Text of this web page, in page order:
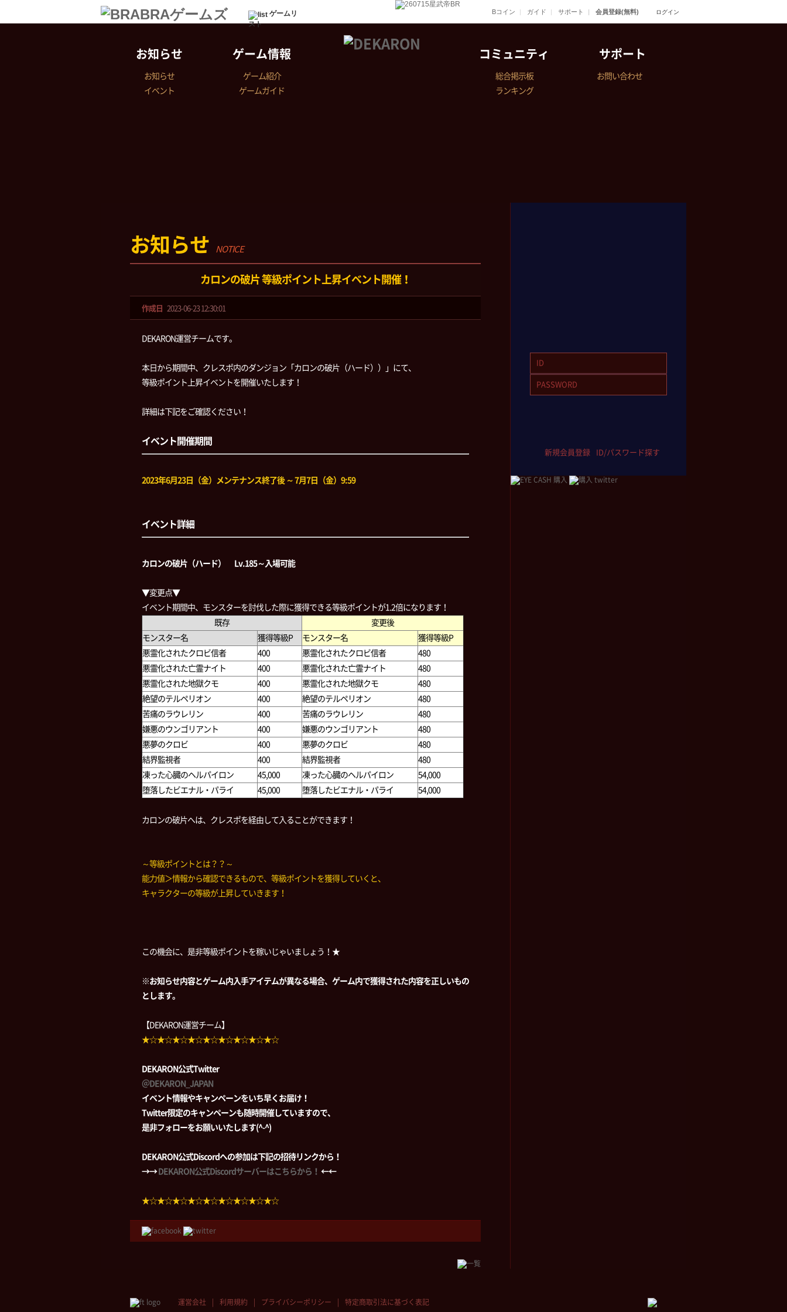
ゲームリ
スト
Bコイン ガイド サポート 会員登録(無料) ログイン
お知らせ
お知らせ
イベント
ゲーム情報
ゲーム紹介
ゲームガイド
コミュニティ
総合掲示板
ランキング
サポート
お問い合わせ
お知らせ NOTICE
カロンの破片 等級ポイント上昇イベント開催！
作成日 2023-06-23 12:30:01
DEKARON運営チームです。
本日から期間中、クレスポ内のダンジョン「カロンの破片（ハード））」にて、
等級ポイント上昇イベントを開催いたします！
詳細は下記をご確認ください！
イベント開催期間
2023年6月23日（金）メンテナンス終了後 ～ 7月7日（金）9:59
イベント詳細
カロンの破片（ハード） Lv.185～入場可能
▼変更点▼
イベント期間中、モンスターを討伐した際に獲得できる等級ポイントが1.2倍になります！
既存
変更後
モンスター名
獲得等級P モンスター名
獲得等級P
悪霊化されたクロビ信者
400 悪霊化されたクロビ信者
480
悪霊化された亡霊ナイト
400 悪霊化された亡霊ナイト
480
悪霊化された地獄クモ
400 悪霊化された地獄クモ
480
絶望のテルペリオン
400 絶望のテルペリオン
480
苦痛のラウレリン
400 苦痛のラウレリン
480
嫌悪のウンゴリアント
400 嫌悪のウンゴリアント
480
悪夢のクロビ
400 悪夢のクロビ
480
結界監視者
400 結界監視者
480
凍った心臓のヘルパイロン
45,000 凍った心臓のヘルパイロン
54,000
堕落したビエナル・パライ
45,000 堕落したビエナル・パライ 54,000
カロンの破片へは、クレスポを経由して入ることができます！
～等級ポイントとは？？～
能力値＞情報から確認できるもので、等級ポイントを獲得していくと、
キャラクターの等級が上昇していきます！
この機会に、是非等級ポイントを稼いじゃいましょう！★
※お知らせ内容とゲーム内入手アイテムが異なる場合、ゲーム内で獲得された内容を正しいもの
とします。
【DEKARON運営チーム】
★☆★☆★☆★☆★☆★☆★☆★☆★☆
DEKARON公式Twitter
＠DEKARON_JAPAN
イベント情報やキャンペーンをいち早くお届け！
Twitter限定のキャンペーンも随時開催していますので、
是非フォローをお願いいたします(^-^)
DEKARON公式Discordへの参加は下記の招待リンクから！
→→DEKARON公式Discordサーバーはこちらから！ ←←
★☆★☆★☆★☆★☆★☆★☆★☆★☆
新規会員登録 ID/パスワード探す
運営会社 利用規約 プライバシーポリシー 特定商取引法に基づく表記